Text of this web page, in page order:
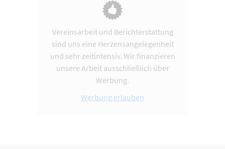
Vereinsarbeit und Berichterstattung
sind uns eine Herzensangelegenheit
und sehr zeitintensiv. Wir finanzieren
unsere Arbeit ausschließlich über
Werbung.
Werbung erlauben